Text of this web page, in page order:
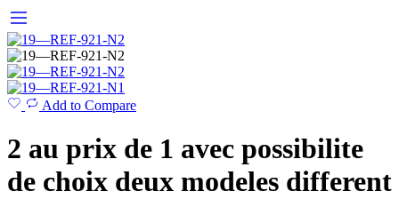
Add to Compare
2 au prix de 1 avec possibilite
de choix deux modeles different